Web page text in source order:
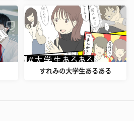
すれみの大学生あるある